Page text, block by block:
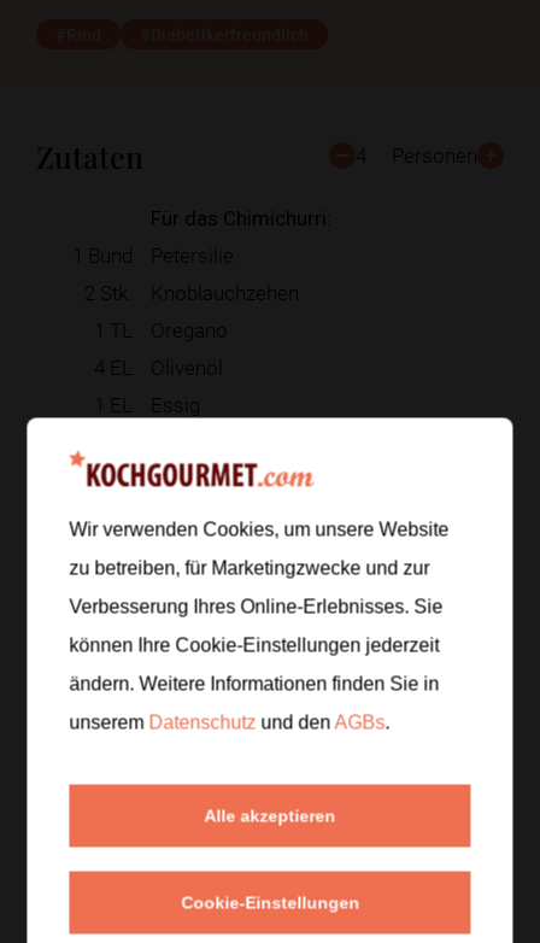
Zutaten 4 Personen
Für das Chimichurri:
1 Bund
Petersilie
2 Stk.
Knoblauchzehen
1 TL
Oregano
4 EL
Olivenöl
1 EL Essig
4Stk.
Rindersteaks
Salz, Pfeffer
Zur Einkaufsliste hinzufügen
Zubereitung
Schritt 1/4
Petersilie und Knoblauch fein hacken.
Mit Oregano, Olivenöl und Essig mischen.
Wir verwenden Cookies, um unsere Website
zu betreiben, für Marketingzwecke und zur
Verbesserung Ihres Online-Erlebnisses. Sie
können Ihre Cookie-Einstellungen jederzeit
ändern. Weitere Informationen finden Sie in
unserem Datenschutz und denAGBs.
Alle akzeptieren
Cookie-Einstellungen